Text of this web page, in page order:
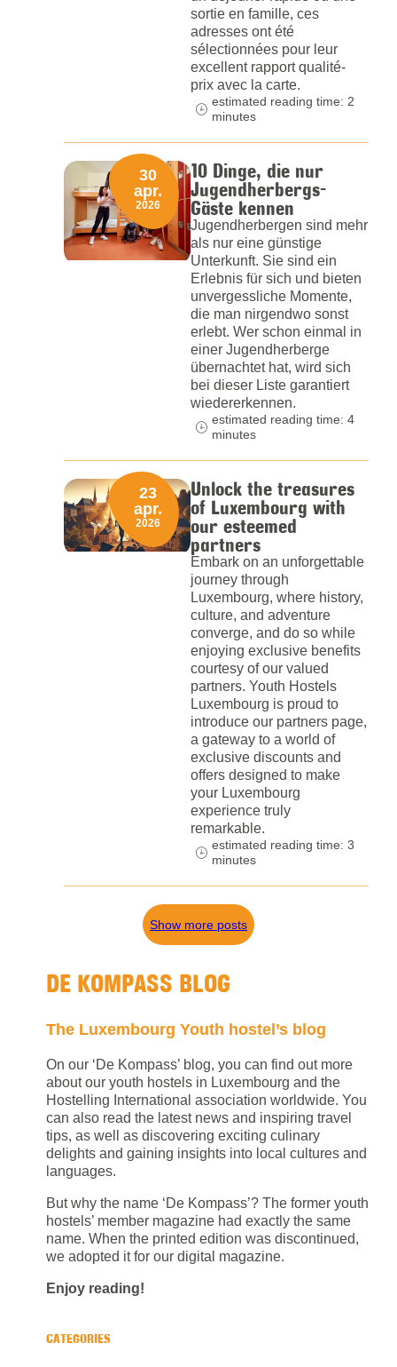
sortie en famille, ces
adresses ont été
sélectionnées pour leur
excellent rapport qualité-
prix avec la carte.
estimated reading time: 2
minutes
10 Dinge, die nur
Jugendherbergs-
Gäste kennen
Jugendherbergen sind mehr
als nur eine günstige
Unterkunft. Sie sind ein
Erlebnis für sich und bieten
unvergessliche Momente,
die man nirgendwo sonst
erlebt. Wer schon einmal in
einer Jugendherberge
übernachtet hat, wird sich
bei dieser Liste garantiert
wiedererkennen.
30
apr.
2026
estimated reading time: 4
minutes
Unlock the treasures
of Luxembourg with
our esteemed
partners
Embark on an unforgettable
journey through
Luxembourg, where history,
culture, and adventure
converge, and do so while
enjoying exclusive benefits
courtesy of our valued
partners. Youth Hostels
Luxembourg is proud to
introduce our partners page,
a gateway to a world of
exclusive discounts and
offers designed to make
your Luxembourg
experience truly
remarkable.
23
apr.
2026
estimated reading time: 3
minutes
Show more posts
DE KOMPASS BLOG
The Luxembourg Youth hostel’s blog
On our ‘De Kompass’ blog, you can find out more
about our youth hostels in Luxembourg and the
Hostelling International association worldwide. You
can also read the latest news and inspiring travel
tips, as well as discovering exciting culinary
delights and gaining insights into local cultures and
languages.
But why the name ‘De Kompass’? The former youth
hostels’ member magazine had exactly the same
name. When the printed edition was discontinued,
we adopted it for our digital magazine.
Enjoy reading!
CATEGORIES